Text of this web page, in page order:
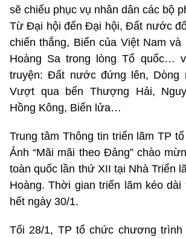
sẽ chiếu phục vụ nhân dân các bộ
Từ Đại hội đến Đại hội, Đất nước
chiến thắng, Biển của Việt Nam
Hoàng Sa trong lòng Tổ quốc…
truyện: Đất nước đứng lên, Dòng
Vượt qua bến Thượng Hải,
Hồng Kông, Biển lửa…
Trung tâm Thông tin triển lãm TP
Ảnh “Mãi mãi theo Đảng” chào
toàn quốc lần thứ XII tại Nhà Triển
Hoàng. Thời gian triển lãm kéo
hết ngày 30/1.
Tối 28/1, TP tổ chức chương trình